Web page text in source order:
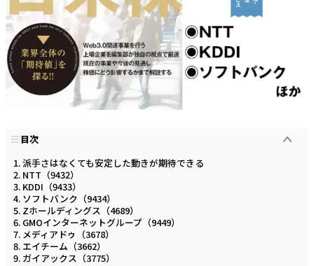
目次
派手さはなくても安定した動きが期待できる
NTT（9432）
KDDI（9433）
ソフトバンク（9434）
Zホールディングス（4689）
GMOインターネットグループ（9449）
メディアドゥ（3678）
エイチーム（3662）
ガイアックス（3775）